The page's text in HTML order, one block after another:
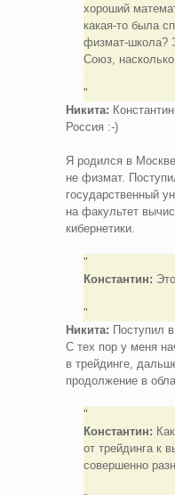
хороший
какая‑то была
физмат‑школа?
Союз,
Никита:
Россия :-)
Я родился в
не физмат.
государственный
на факультет
кибернетики.
Константин:
Никита: Поступил
С тех пор у меня
в трейдинге,
продолжение в
Константин:
от трейдинга к
совершенно